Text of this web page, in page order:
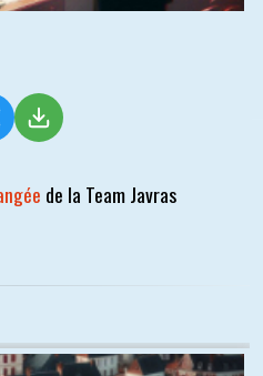
de la Team Javras